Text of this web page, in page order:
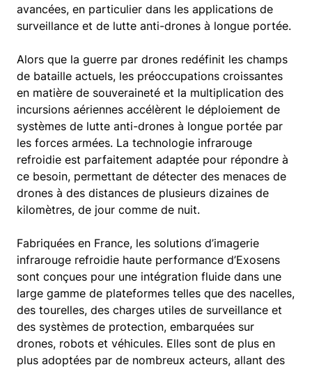
avancées, en particulier dans les applications de
surveillance et de lutte anti-drones à longue portée.
Alors que la guerre par drones redéfinit les champs
de bataille actuels, les préoccupations croissantes
en matière de souveraineté et la multiplication des
incursions aériennes accélèrent le déploiement de
systèmes de lutte anti-drones à longue portée par
les forces armées. La technologie infrarouge
refroidie est parfaitement adaptée pour répondre à
ce besoin, permettant de détecter des menaces de
drones à des distances de plusieurs dizaines de
kilomètres, de jour comme de nuit.
Fabriquées en France, les solutions d’imagerie
infrarouge refroidie haute performance d’Exosens
sont conçues pour une intégration fluide dans une
large gamme de plateformes telles que des nacelles,
des tourelles, des charges utiles de surveillance et
des systèmes de protection, embarquées sur
drones, robots et véhicules. Elles sont de plus en
plus adoptées par de nombreux acteurs, allant des